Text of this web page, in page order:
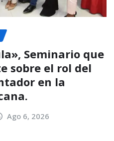
Seminario que
sobre el rol del
en la
Ago 6, 2026